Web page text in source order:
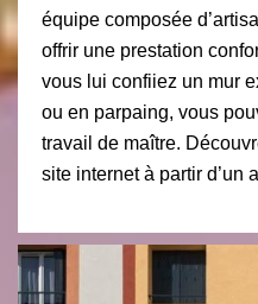
équipe composée
offrir une prestation
vous lui confiiez un mur
ou en parpaing, vous
travail de maître.
site internet à partir d’un